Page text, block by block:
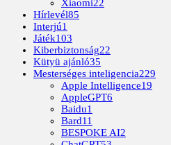
Xiaomi22
Hírlevél85
Interjú1
Játék103
Kiberbiztonság22
Kütyü ajánló35
Mesterséges inteligencia229
Apple Intelligence19
AppleGPT6
Baidu1
Bard11
BESPOKE AI2